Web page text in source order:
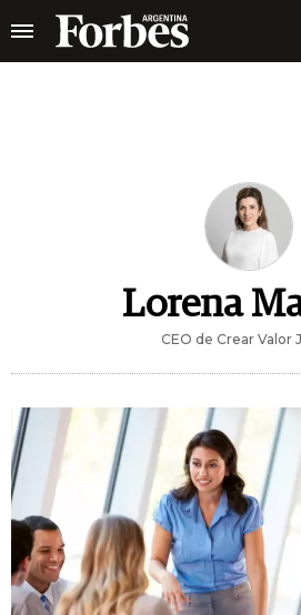
Lorena
CEO de Crear Valor